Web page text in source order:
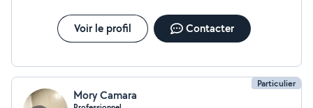
Voir le profil Contacter
Particulier
Mory Camara